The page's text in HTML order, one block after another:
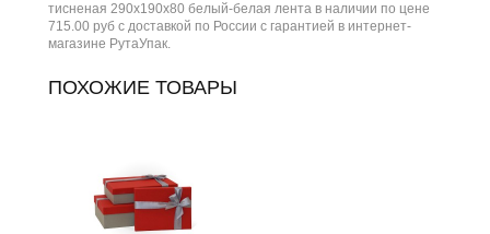
тисненая 290x190x80 белый-белая лента в наличии по цене
715.00 руб с доставкой по России с гарантией в интернет-
магазине РутаУпак.
ПОХОЖИЕ ТОВАРЫ